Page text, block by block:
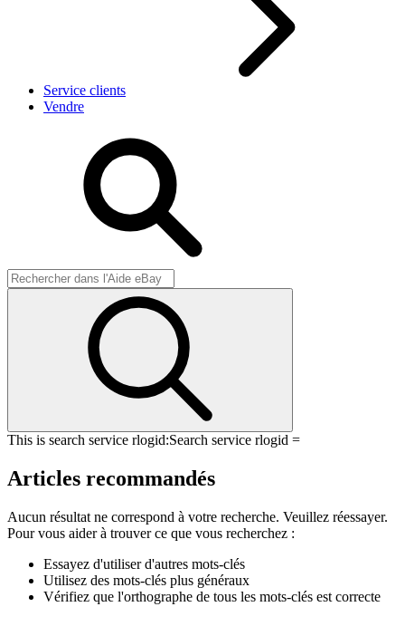
Service clients
Vendre
This is search service rlogid:Search service rlogid =
Articles recommandés
Aucun résultat ne correspond à votre recherche. Veuillez réessayer.
Pour vous aider à trouver ce que vous recherchez :
Essayez d'utiliser d'autres mots-clés
Utilisez des mots-clés plus généraux
Vérifiez que l'orthographe de tous les mots-clés est correcte